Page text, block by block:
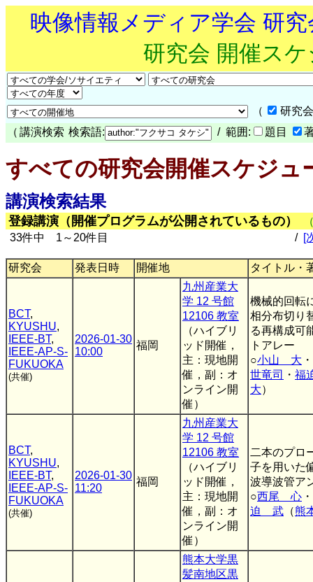
映像情報メディア学会 研
研究会 開催ス
（
研究
（ 講演検索 検索語: / 範囲: 題目
すべての研究会開催スケジュ
講演検索結果
登録講演（開催プログラムが公開されているもの）
33件中 1～20件目
/ [
研究会 発表日時 開催地 タイトル・
BCT,
KYUSHU,
IEEE-BT,
IEEE-AP-S-
FUKUOKA
(共催)
2026-01-30
10:00
福岡
九州産業大
学 12 号館
12106 教室
（ハイブリ
ッド開催，
主：現地開
催，副：オ
ンライン開
催）
機械的回転
相分布切り
る再構成可
トアレー
○小山 大 ・
世竜司
・ 福
大）
BCT,
KYUSHU,
IEEE-BT,
IEEE-AP-S-
FUKUOKA
(共催)
2026-01-30
11:20
福岡
九州産業大
学 12 号館
12106 教室
（ハイブリ
ッド開催，
主：現地開
催，副：オ
ンライン開
催）
二本のプロ
子を用いた
波導波管ア
○西尾 心 ・
迫 武 （熊
熊本大学黒
髪南地区黒